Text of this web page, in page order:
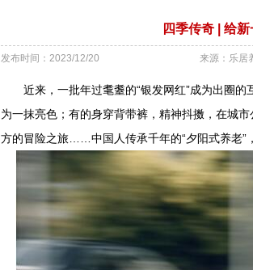
四季传奇 | 给
发布时间：2023/12/20 来源：乐居
近来，一批年过耄耋的“银发网红”成为出圈的
为一抹亮色；有的身穿背带裤，精神抖擞，在城
方的冒险之旅……中国人传承千年的“夕阳式养老”